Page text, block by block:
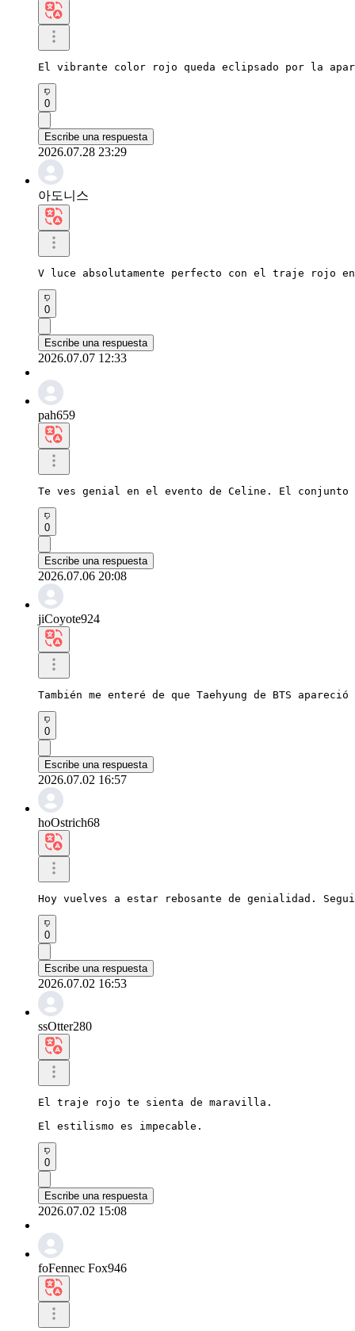
El vibrante color rojo queda eclipsado por la
0
Escribe una respuesta
2026.07.28 23:29
아도니스
V luce absolutamente perfecto con el traje rojo
0
Escribe una respuesta
2026.07.07 12:33
pah659
Te ves genial en el evento de Celine. El conjunto
0
Escribe una respuesta
2026.07.06 20:08
jiCoyote924
También me enteré de que Taehyung de BTS
0
Escribe una respuesta
2026.07.02 16:57
hoOstrich68
Hoy vuelves a estar rebosante de genialidad.
0
Escribe una respuesta
2026.07.02 16:53
ssOtter280
El traje rojo te sienta de maravilla.
El estilismo es impecable.
0
Escribe una respuesta
2026.07.02 15:08
foFennec Fox946